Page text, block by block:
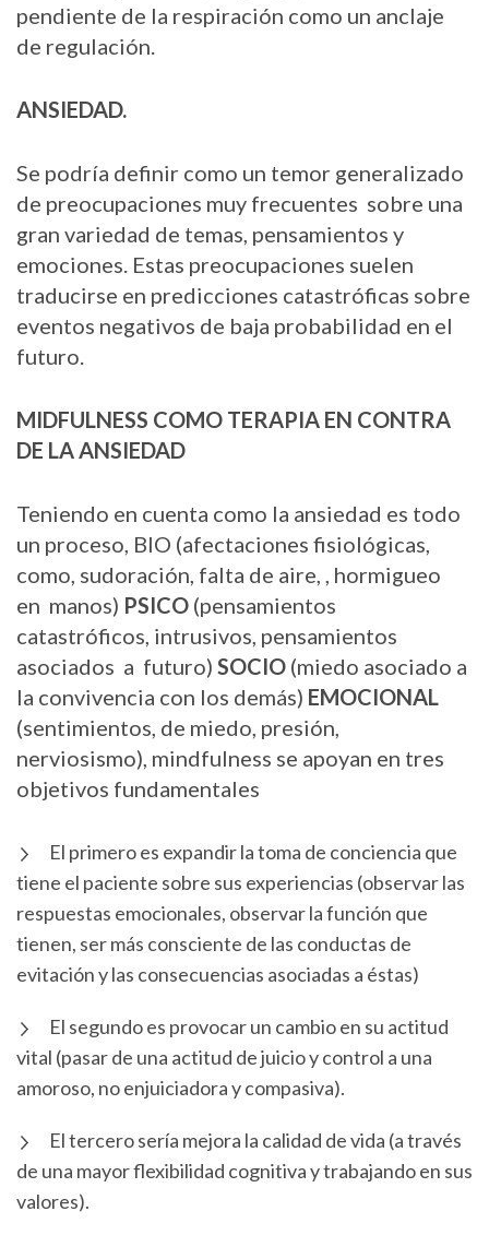
pendiente de la respiración como un anclaje
de regulación.
ANSIEDAD.
Se podría definir como un temor generalizado
de preocupaciones muy frecuentes sobre una
gran variedad de temas, pensamientos y
emociones. Estas preocupaciones suelen
traducirse en predicciones catastróficas sobre
eventos negativos de baja probabilidad en el
futuro.
MIDFULNESS COMO TERAPIA EN CONTRA
DE LA ANSIEDAD
Teniendo en cuenta como la ansiedad es todo
un proceso, BIO (afectaciones fisiológicas,
como, sudoración, falta de aire, , hormigueo
en manos) PSICO (pensamientos
catastróficos, intrusivos, pensamientos
asociados a futuro) SOCIO (miedo asociado a
la convivencia con los demás) EMOCIONAL
(sentimientos, de miedo, presión,
nerviosismo), mindfulness se apoyan en tres
objetivos fundamentales
El primero es expandir la toma de conciencia que
tiene el paciente sobre sus experiencias (observar las
respuestas emocionales, observar la función que
tienen, ser más consciente de las conductas de
evitación y las consecuencias asociadas a éstas)
El segundo es provocar un cambio en su actitud
vital (pasar de una actitud de juicio y control a una
amoroso, no enjuiciadora y compasiva).
El tercero sería mejora la calidad de vida (a través
de una mayor flexibilidad cognitiva y trabajando en sus
valores).